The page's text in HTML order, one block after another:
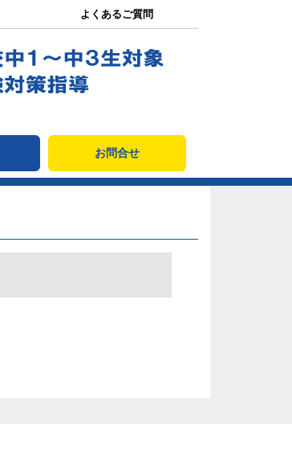
よくあるご質問
お問合せ